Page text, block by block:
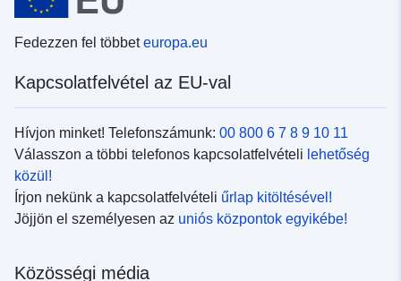
Fedezzen fel többeteuropa.eu
Kapcsolatfelvétel az EU-val
Hívjon minket! Telefonszámunk: 00 800 6 7 8 9 10 11
Válasszon a többi telefonos kapcsolatfelvételi lehetőség
közül!
Írjon nekünk a kapcsolatfelvételi űrlap kitöltésével!
Jöjjön el személyesen az uniós központok egyikébe!
Közösségi média